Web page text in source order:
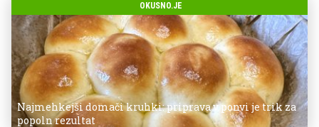
OKUSNO.JE
Najmehkejši domači kruhki: priprava v ponvi je trik za
popoln rezultat